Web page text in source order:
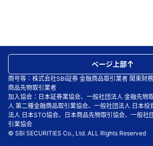
商号等：株式会社SBI証券 金融商品取引業者 関東財
商品先物取引業者
加入協会：日本証券業協会、一般社団法人 金融先物
人 第二種金融商品取引業協会、一般社団法人 日本投
法人 日本STO協会、日本商品先物取引協会、一般社
引業協会
© SBI SECURITIES Co., Ltd. ALL Rights Reserved
ページ上部